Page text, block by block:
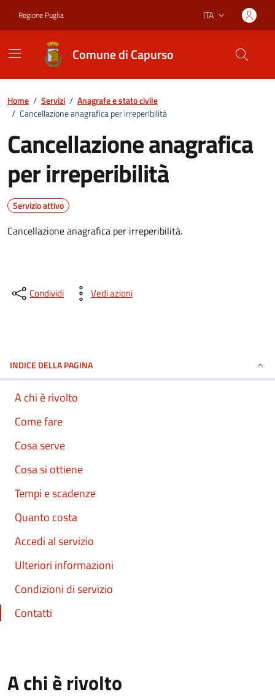
Regione Puglia Lingua attiva:
ITA
Comune di Capurso
Home / Servizi / Anagrafe e stato civile
/ Cancellazione anagrafica per irreperibilità
Cancellazione anagrafica
per irreperibilità
Servizio attivo
Cancellazione anagrafica per irreperibilità.
Condividi Vedi azioni
INDICE DELLA PAGINA
A chi è rivolto
Come fare
Cosa serve
Cosa si ottiene
Tempi e scadenze
Quanto costa
Accedi al servizio
Ulteriori informazioni
Condizioni di servizio
Contatti
A chi è rivolto